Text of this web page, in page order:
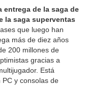
entrega de la saga de
la saga superventas
que luego han
más de diez años
200 millones de
gracias a
Está
y consolas de